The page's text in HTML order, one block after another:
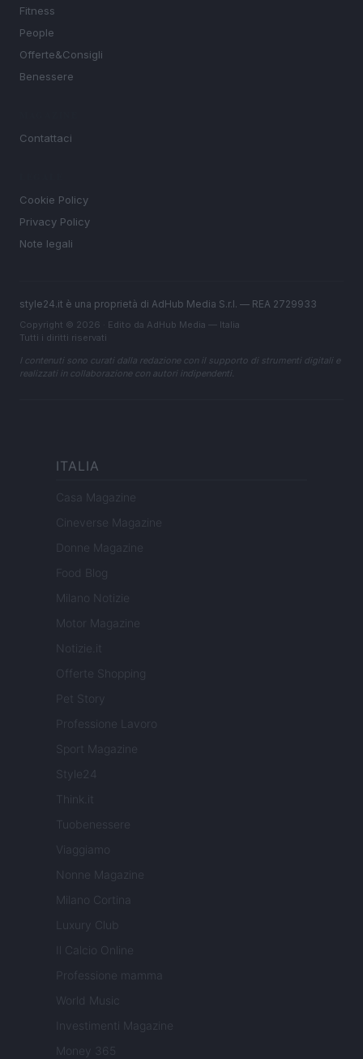
Fitness
People
Offerte&Consigli
Benessere
Contattaci
Cookie Policy
Privacy Policy
Note legali
style24.it è una proprietà di AdHub Media S.r.l. — REA 2729933
Copyright © 2026 · Edito da AdHub Media — Italia
Tutti i diritti riservati
I contenuti sono curati dalla redazione con il supporto di strumenti digitali e
realizzati in collaborazione con autori indipendenti.
ITALIA
Casa Magazine
Cineverse Magazine
Donne Magazine
Food Blog
Milano Notizie
Motor Magazine
Notizie.it
Offerte Shopping
Pet Story
Professione Lavoro
Sport Magazine
Style24
Think.it
Tuobenessere
Viaggiamo
Nonne Magazine
Milano Cortina
Luxury Club
Il Calcio Online
Professione mamma
World Music
Investimenti Magazine
Money 365